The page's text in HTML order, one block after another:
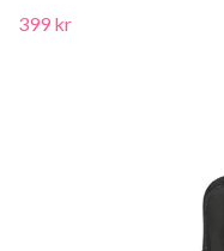
399 kr